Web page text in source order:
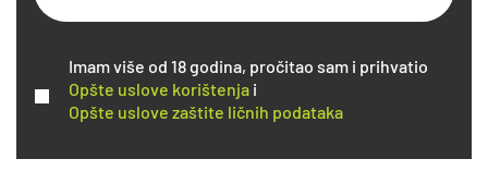
Imam više od 18 godina, pročitao sam i prihvatio
Opšte uslove korištenja i
Opšte uslove zaštite ličnih podataka